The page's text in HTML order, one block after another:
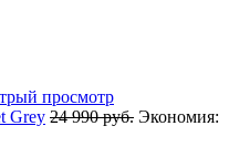
просмотр
Grey 24 990 руб. Экономия: